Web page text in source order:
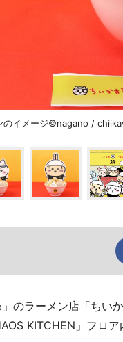
のイメージ©nagano /
のラーメン店「ちい
KITCHEN」フロア